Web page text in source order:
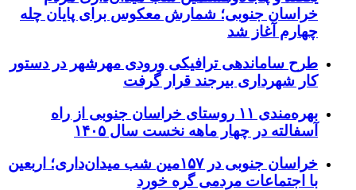
خراسان جنوبی؛ شمارش معکوس برای پایان چله
چهارم آغاز شد
طرح ساماندهی ترافیکی ورودی مهرشهر در دستور
کار شهرداری بیرجند قرار گرفت
بهره‌مندی ۱۱ روستای خراسان جنوبی از راه
آسفالته در چهار ماهه نخست سال ۱۴۰۵
خراسان جنوبی در ۱۵۷مین شب میدان‌داری؛ اربعین
با اجتماعات مردمی گره خورد